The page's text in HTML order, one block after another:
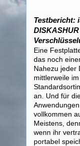
Testbericht:
Eine
das noch
Nahezu jeder
mittlerweile im
an. Und für
vollkommen
Meistens,
wenn ihr
portabel